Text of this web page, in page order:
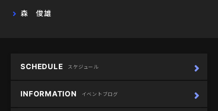
森 俊雄
SCHEDULE スケジュール
INFORMATION イベントブログ